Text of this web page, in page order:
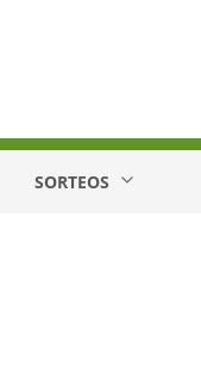
SORTEOS